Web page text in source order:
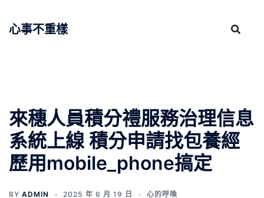
心事不重樣
來穗人員積分禮服務治理信息
系統上線 積分申請找包養經
歷用mobile_phone搞定
BY ADMIN 2025 年 6 月 19 日 心的呼喚